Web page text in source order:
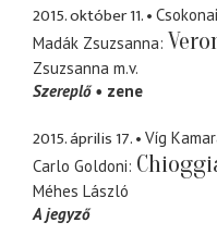
2015. október 11.
Madák Zsuzsanna
Zsuzsanna m.v.
Szereplő
zene
2015. április 17.
Víg
Carlo Goldoni
Méhes László
A jegyző